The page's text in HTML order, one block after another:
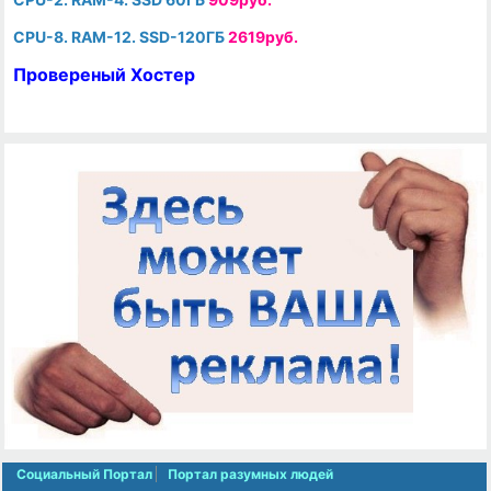
CPU-8. RAM-12. SSD-120ГБ2619руб.
Провереный Хостер
Социальный Портал Портал разумных людей